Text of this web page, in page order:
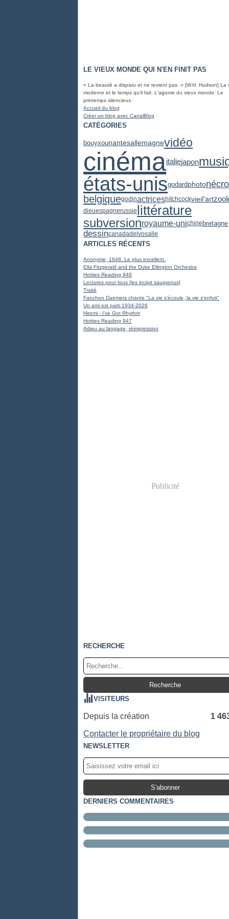
LE VIEUX MONDE QUI N'EN FINIT PAS
« La beauté a disparu et ne revient pas. » [W.H. Hudson] La
moderne et le temps qu'il fait. L'agonie du vieux monde. Le
printemps silencieux.
Accueil du blog
Créer un blog avec CanalBlog
CATÉGORIES
bouyxounantesallemagnevidéo
cinémaitaliejapon
états-unisgodardphotonécro
belgiquegodinactriceshitchcockvieil'art
dieuespagnerussie littérature
subversionroyaume-unichinebretagne
dessincanadadelvosalle
ARTICLES RÉCENTS
Anonyme, 1648. Le plus excellent.
Ella Fitzgerald and the Duke Ellington Orchestra
Hotties Reading 948
Lectures pour tous [les incipit saugrenus]
Traité
Fanchon Daemers chante "La vie s'écoule, la vie s'enfuit"
Un ami est parti 1934-2026
Hiromi - I've Got Rhythm
Hotties Reading 947
Adieu au langage, réimpression
Publicité
RECHERCHE
VISITEURS
Depuis la création
1
Contacter le propriétaire du blog
NEWSLETTER
DERNIERS COMMENTAIRES